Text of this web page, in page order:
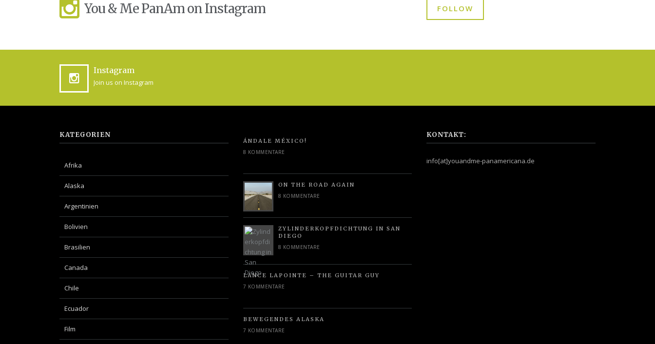
You & Me PanAm on Instagram FOLLOW
Instagram
Join us on Instagram
KATEGORIEN
Afrika
Alaska
Argentinien
Bolivien
Brasilien
Canada
Chile
Ecuador
Film
ÁNDALE MÉXICO!
8 KOMMENTARE
ON THE ROAD AGAIN
8 KOMMENTARE
ZYLINDERKOPFDICHTUNG IN SAN
DIEGO
8 KOMMENTARE
LANCE LAPOINTE – THE GUITAR GUY
7 KOMMENTARE
BEWEGENDES ALASKA
7 KOMMENTARE
KONTAKT:
info[at]youandme-panamericana.de